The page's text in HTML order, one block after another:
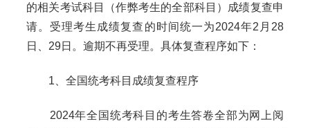
的相关考试科目（作弊考生的全部科目）成绩复查申
请。受理考生成绩复查的时间统一为2024年2月28
日、29日。逾期不再受理。具体复查程序如下：
1、全国统考科目成绩复查程序
2024年全国统考科目的考生答卷全部为网上阅